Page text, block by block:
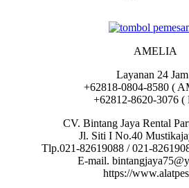
AMELIA
Layanan 24
+62818-0804-8580 (
+62812-8620-3076 (
CV. Bintang Jaya Rental
Jl. Siti I No.40
Tlp.021-82619088 / 021-
E-mail.
https://